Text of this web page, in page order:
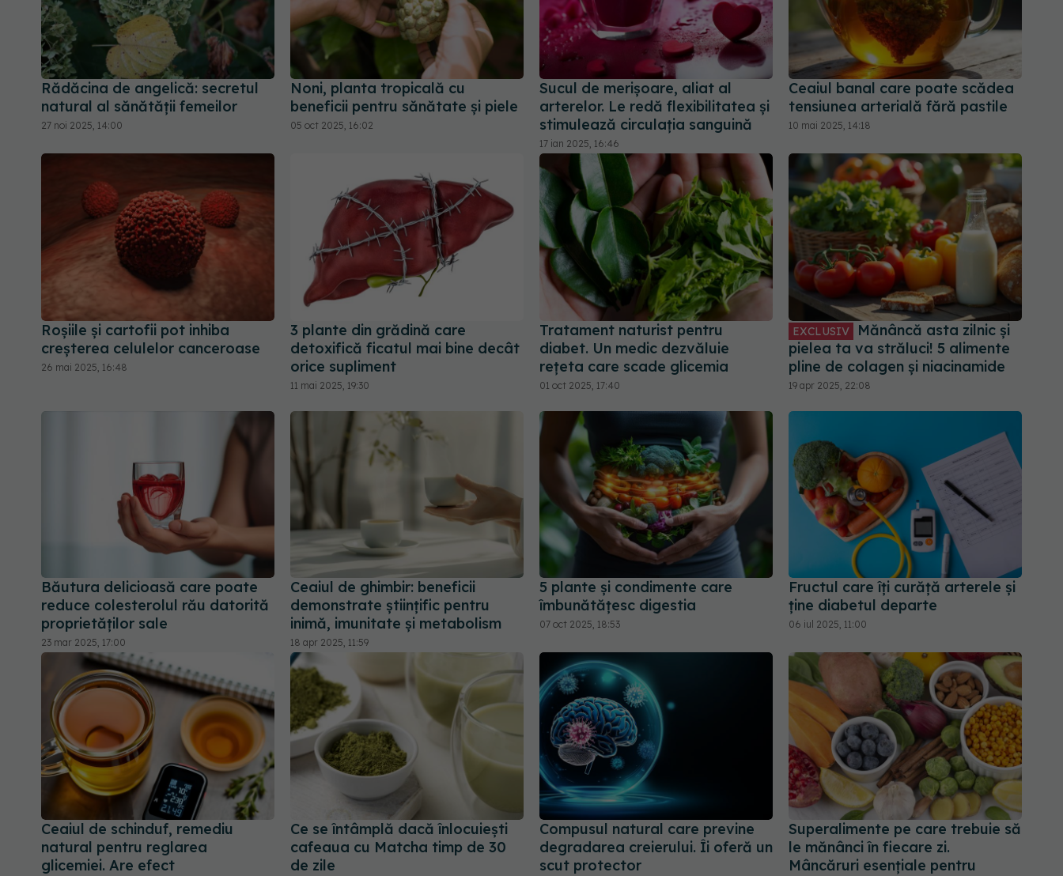
Rădăcina de angelică: secretul
natural al sănătății femeilor
27 noi 2025, 14:00
Noni, planta tropicală cu
beneficii pentru sănătate și piele
05 oct 2025, 16:02
Sucul de merișoare, aliat al
arterelor. Le redă flexibilitatea și
stimulează circulația sanguină
17 ian 2025, 16:46
Ceaiul banal care poate scădea
tensiunea arterială fără pastile
10 mai 2025, 14:18
Roșiile și cartofii pot inhiba
creșterea celulelor canceroase
26 mai 2025, 16:48
3 plante din grădină care
detoxifică ficatul mai bine decât
orice supliment
11 mai 2025, 19:30
Tratament naturist pentru
diabet. Un medic dezvăluie
rețeta care scade glicemia
01 oct 2025, 17:40
EXCLUSIV
Mănâncă asta zilnic și
pielea ta va străluci! 5 alimente
pline de colagen și niacinamide
19 apr 2025, 22:08
Băutura delicioasă care poate
reduce colesterolul rău datorită
proprietăților sale
23 mar 2025, 17:00
Ceaiul de ghimbir: beneficii
demonstrate științific pentru
inimă, imunitate și metabolism
18 apr 2025, 11:59
5 plante și condimente care
îmbunătățesc digestia
07 oct 2025, 18:53
Fructul care îți curăță arterele și
ține diabetul departe
06 iul 2025, 11:00
Ceaiul de schinduf, remediu
natural pentru reglarea
glicemiei. Are efect
Ce se întâmplă dacă înlocuiești
cafeaua cu Matcha timp de 30
de zile
Compusul natural care previne
degradarea creierului. Îi oferă un
scut protector
Superalimente pe care trebuie să
le mănânci în fiecare zi.
Mâncăruri esențiale pentru